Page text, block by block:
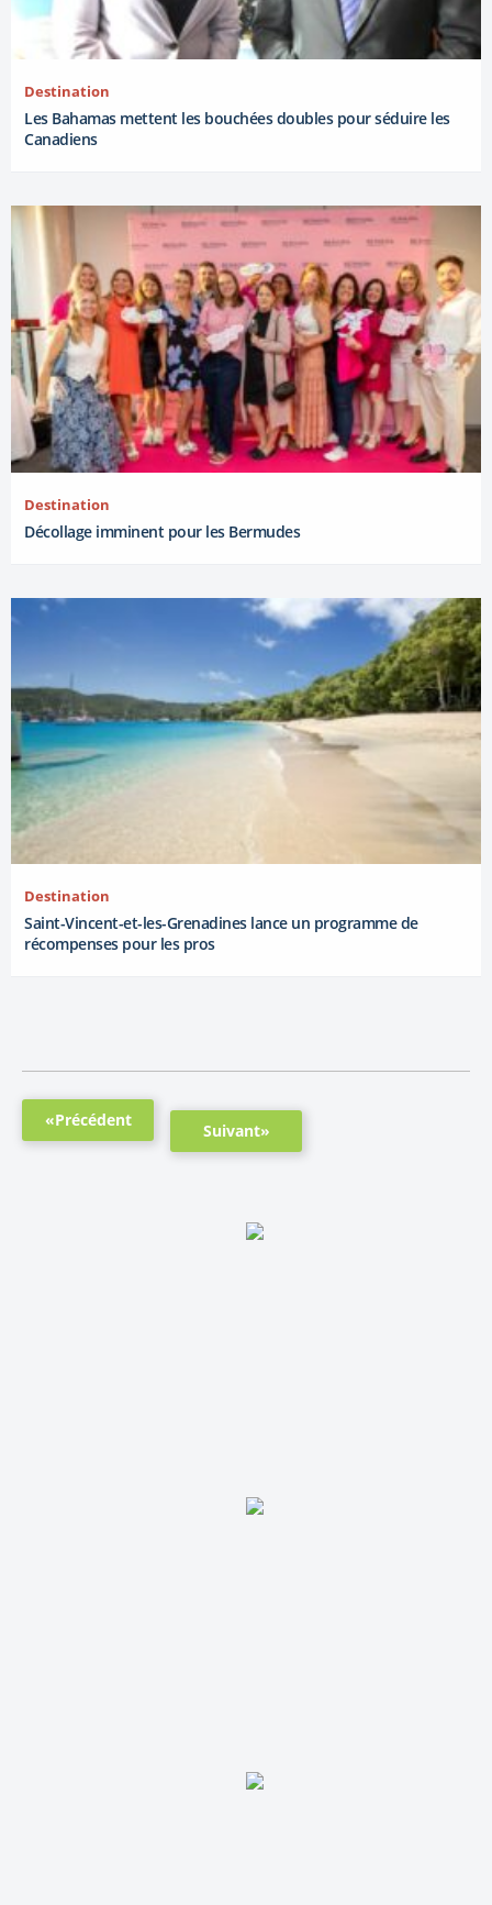
Destination
Les Bahamas mettent les bouchées doubles pour séduire les
Canadiens
Destination
Décollage imminent pour les Bermudes
Destination
Saint-Vincent-et-les-Grenadines lance un programme de
récompenses pour les pros
«Précédent
Suivant»